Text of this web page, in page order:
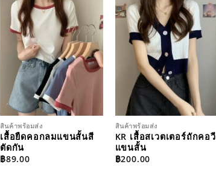
ADD TO
WISHLIST
สินค้าพร้อมส่ง
เสื้อยืดคอกลมแขนสั้นสี
ตัดกัน
฿89.00
ADD TO
WISHLIST
สินค้าพร้อมส่ง
KR เสื้อสเวตเตอร์ถักคอวี
แขนสั้น
฿200.00